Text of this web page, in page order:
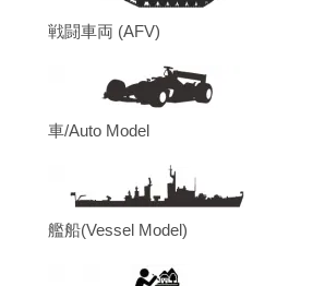
戦闘車両 (AFV)
車/Auto Model
艦船(Vessel Model)